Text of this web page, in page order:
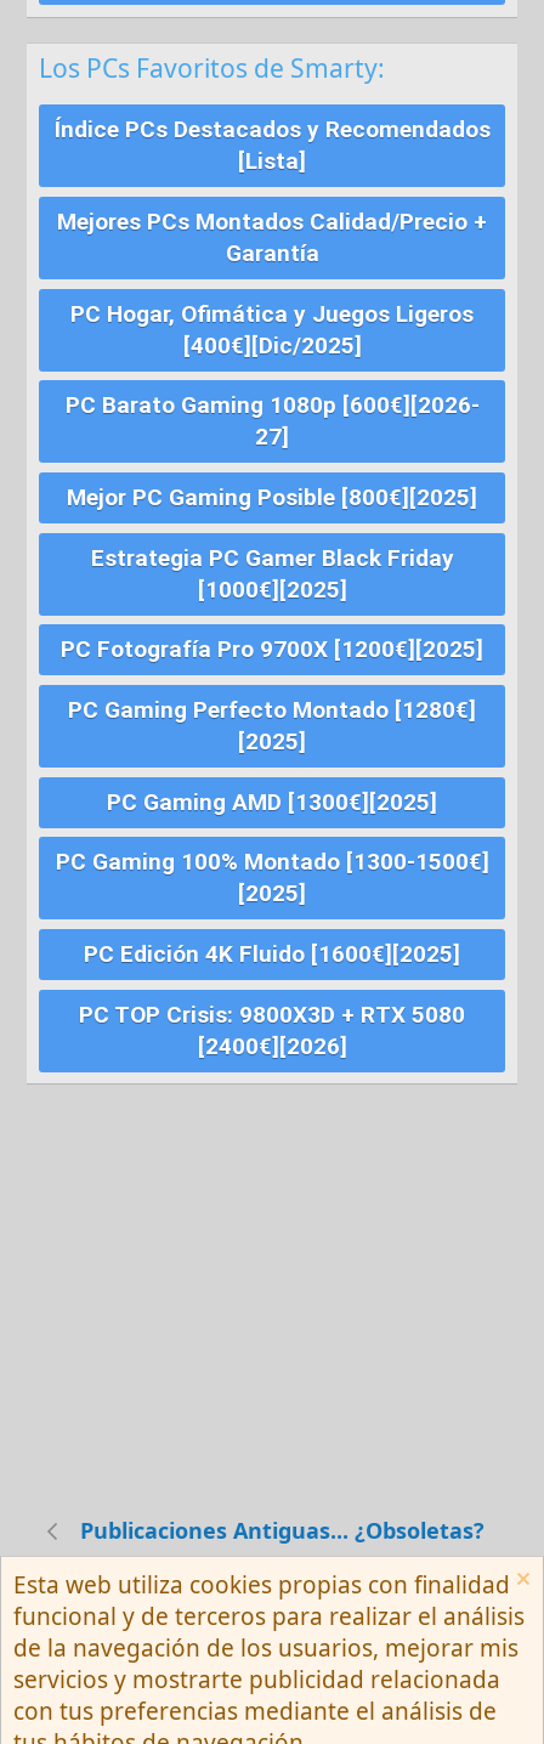
Los PCs Favoritos de Smarty:
Índice PCs Destacados y Recomendados
[Lista]
Mejores PCs Montados Calidad/Precio +
Garantía
PC Hogar, Ofimática y Juegos Ligeros
[400€][Dic/2025]
PC Barato Gaming 1080p [600€][2026-
27]
Mejor PC Gaming Posible [800€][2025]
Estrategia PC Gamer Black Friday
[1000€][2025]
PC Fotografía Pro 9700X [1200€][2025]
PC Gaming Perfecto Montado [1280€]
[2025]
PC Gaming AMD [1300€][2025]
PC Gaming 100% Montado [1300-1500€]
[2025]
PC Edición 4K Fluido [1600€][2025]
PC TOP Crisis: 9800X3D + RTX 5080
[2400€][2026]
Publicaciones Antiguas... ¿Obsoletas?
Español (Neutro) Tu
Contactarnos
Términos y reglas
Privacy policy
Ayuda
R
S
S
Community platform by XenForo ® © 2010-
Esta web utiliza cookies propias con finalidad
funcional y de terceros para realizar el análisis
de la navegación de los usuarios, mejorar mis
servicios y mostrarte publicidad relacionada
con tus preferencias mediante el análisis de